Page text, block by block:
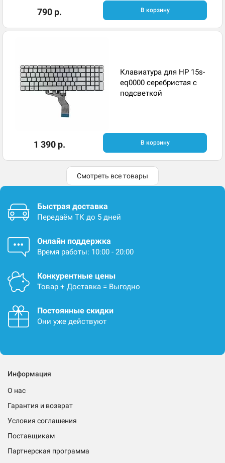
790 р. В корзину
Клавиатура для HP 15s-
eq0000 серебристая с
подсветкой
1 390 р. В корзину
Смотреть все товары
Быстрая доставка
Передаём ТК до 5 дней
Онлайн поддержка
Время работы: 10:00 - 20:00
Конкурентные цены
Товар + Доставка = Выгодно
Постоянные скидки
Они уже действуют
Информация
О нас
Гарантия и возврат
Условия соглашения
Поставщикам
Партнерская программа